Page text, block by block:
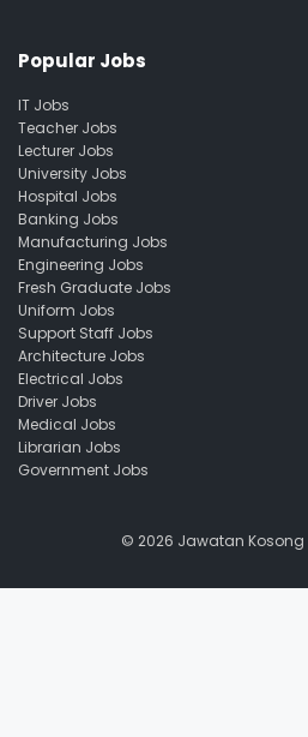
Popular Jobs
IT Jobs
Teacher Jobs
Lecturer Jobs
University Jobs
Hospital Jobs
Banking Jobs
Manufacturing Jobs
Engineering Jobs
Fresh Graduate Jobs
Uniform Jobs
Support Staff Jobs
Architecture Jobs
Electrical Jobs
Driver Jobs
Medical Jobs
Librarian Jobs
Government Jobs
© 2026 Jawatan Kosong